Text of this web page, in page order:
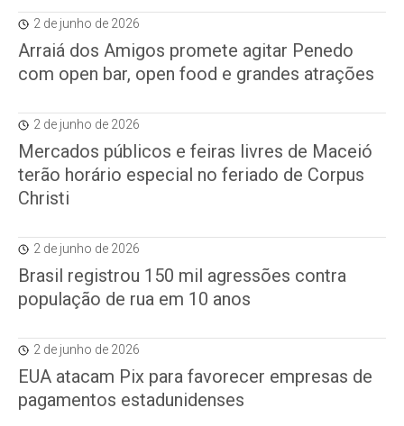
2 de junho de 2026
Arraiá dos Amigos promete agitar Penedo
com open bar, open food e grandes atrações
2 de junho de 2026
Mercados públicos e feiras livres de Maceió
terão horário especial no feriado de Corpus
Christi
2 de junho de 2026
Brasil registrou 150 mil agressões contra
população de rua em 10 anos
2 de junho de 2026
EUA atacam Pix para favorecer empresas de
pagamentos estadunidenses